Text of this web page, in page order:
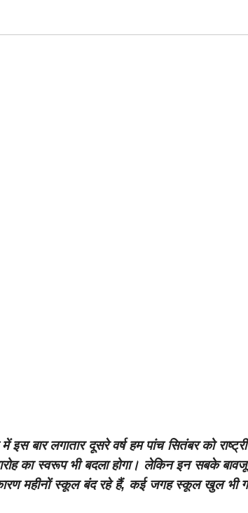
इस बार लगातार दूसरे वर्ष हम पांच सितंबर को
का स्वरूप भी बदला होगा। लेकिन इन सबके
महीनों स्कूल बंद रहे हैं, कई जगह स्कूल खुल भी